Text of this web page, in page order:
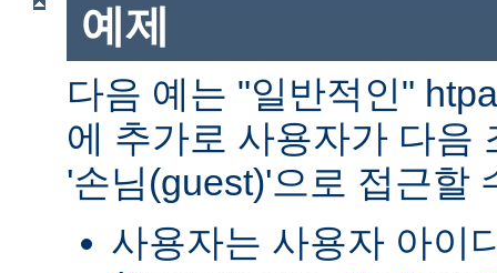
예제
다음 예는 "일반적인"
에 추가로 사용자가 다음
'손님(guest)'으로 접근할
사용자는 사용자 아이